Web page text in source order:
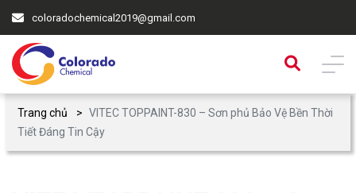
coloradochemical2019@gmail.com
Trang chủ
VITEC TOPPAINT-830 – Sơn phủ Bảo Vệ Bền Thời
Tiết Đáng Tin Cậy